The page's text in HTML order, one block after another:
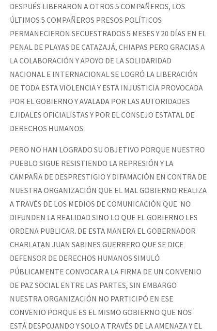
DESPUÉS LIBERARON A OTROS 5 COMPAÑEROS, LOS
ÚLTIMOS 5 COMPAÑEROS PRESOS POLÍTICOS
PERMANECIERON SECUESTRADOS 5 MESES Y 20 DÍAS EN EL
PENAL DE PLAYAS DE CATAZAJÁ, CHIAPAS PERO GRACIAS A
LA COLABORACIÓN Y APOYO DE LA SOLIDARIDAD
NACIONAL E INTERNACIONAL SE LOGRÓ LA LIBERACIÓN
DE TODA ESTA VIOLENCIA Y ESTA INJUSTICIA PROVOCADA
POR EL GOBIERNO Y AVALADA POR LAS AUTORIDADES
EJIDALES OFICIALISTAS Y POR EL CONSEJO ESTATAL DE
DERECHOS HUMANOS.
PERO NO HAN LOGRADO SU OBJETIVO PORQUE NUESTRO
PUEBLO SIGUE RESISTIENDO LA REPRESIÓN Y LA
CAMPAÑA DE DESPRESTIGIO Y DIFAMACIÓN EN CONTRA DE
NUESTRA ORGANIZACIÓN QUE EL MAL GOBIERNO REALIZA
A TRAVÉS DE LOS MEDIOS DE COMUNICACIÓN QUE NO
DIFUNDEN LA REALIDAD SINO LO QUE EL GOBIERNO LES
ORDENA PUBLICAR. DE ESTA MANERA EL GOBERNADOR
CHARLATAN JUAN SABINES GUERRERO QUE SE DICE
DEFENSOR DE DERECHOS HUMANOS SIMULÓ
PÚBLICAMENTE CONVOCAR A LA FIRMA DE UN CONVENIO
DE PAZ SOCIAL ENTRE LAS PARTES, SIN EMBARGO
NUESTRA ORGANIZACIÓN NO PARTICIPÓ EN ESE
CONVENIO PORQUE ES EL MISMO GOBIERNO QUE NOS
ESTÁ DESPOJANDO Y SOLO A TRAVÉS DE LA AMENAZA Y EL